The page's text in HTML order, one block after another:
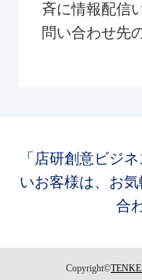
斉に情報配信
問い合わせ先
「店研創意ビジ
いお客様は、お
合
Copyright©